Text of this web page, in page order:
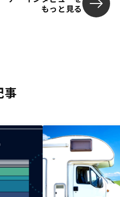
もっと見る
事